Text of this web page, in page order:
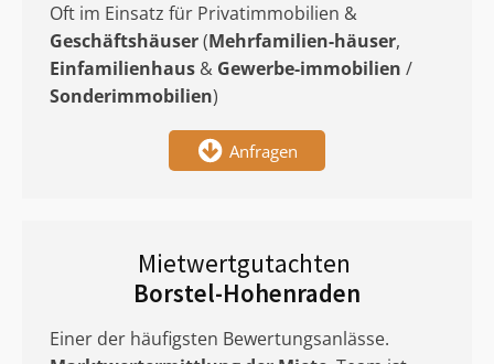
Oft im Einsatz für Privatimmobilien &
Geschäftshäuser(Mehrfamilien-häuser,
Einfamilienhaus & Gewerbe-immobilien /
Sonderimmobilien)
Anfragen
Mietwertgutachten
Borstel-Hohenraden
Einer der häufigsten Bewertungsanlässe.